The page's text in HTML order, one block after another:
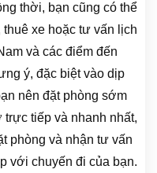
thời, bạn cũng có thể
xe hoặc tư vấn lịch
và các điểm đến
ý, đặc biệt vào dịp
nên đặt phòng sớm
tiếp và nhanh nhất,
phòng và nhận tư vấn
với chuyến đi của bạn.